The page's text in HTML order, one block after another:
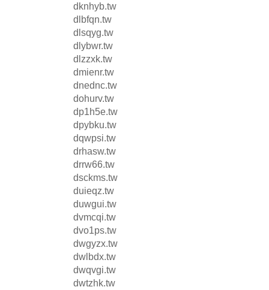
dknhyb.tw
dlbfqn.tw
dlsqyg.tw
dlybwr.tw
dlzzxk.tw
dmienr.tw
dnednc.tw
dohurv.tw
dp1h5e.tw
dpybku.tw
dqwpsi.tw
drhasw.tw
drrw66.tw
dsckms.tw
duieqz.tw
duwgui.tw
dvmcqi.tw
dvo1ps.tw
dwgyzx.tw
dwlbdx.tw
dwqvgi.tw
dwtzhk.tw